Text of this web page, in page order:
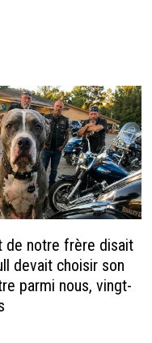
de notre frère disait
devait choisir son
parmi nous, vingt-